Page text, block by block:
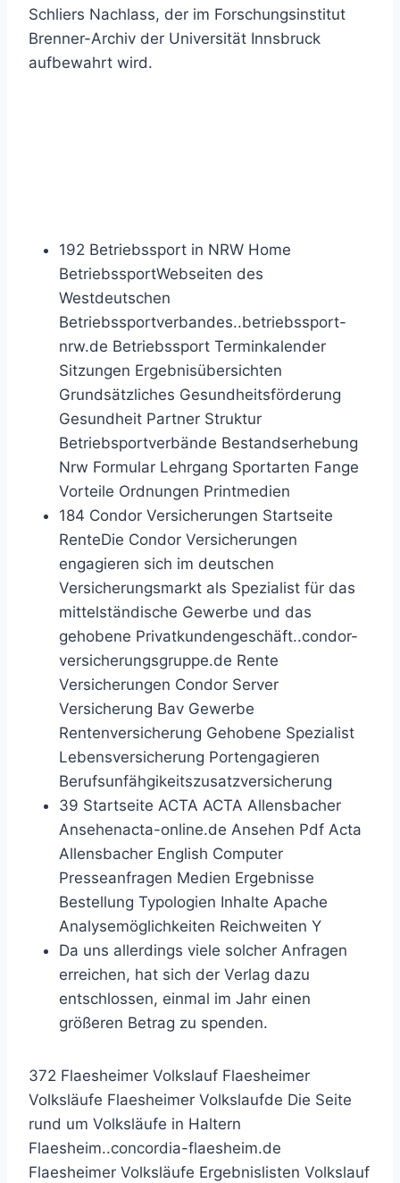
Schliers Nachlass, der im Forschungsinstitut
Brenner-Archiv der Universität Innsbruck
aufbewahrt wird.
192 Betriebssport in NRW Home
BetriebssportWebseiten des
Westdeutschen
Betriebssportverbandes..betriebssport-
nrw.de Betriebssport Terminkalender
Sitzungen Ergebnisübersichten
Grundsätzliches Gesundheitsförderung
Gesundheit Partner Struktur
Betriebsportverbände Bestandserhebung
Nrw Formular Lehrgang Sportarten Fange
Vorteile Ordnungen Printmedien
184 Condor Versicherungen Startseite
RenteDie Condor Versicherungen
engagieren sich im deutschen
Versicherungsmarkt als Spezialist für das
mittelständische Gewerbe und das
gehobene Privatkundengeschäft..condor-
versicherungsgruppe.de Rente
Versicherungen Condor Server
Versicherung Bav Gewerbe
Rentenversicherung Gehobene Spezialist
Lebensversicherung Portengagieren
Berufsunfähgikeitszusatzversicherung
39 Startseite ACTA ACTA Allensbacher
Ansehenacta-online.de Ansehen Pdf Acta
Allensbacher English Computer
Presseanfragen Medien Ergebnisse
Bestellung Typologien Inhalte Apache
Analysemöglichkeiten Reichweiten Y
Da uns allerdings viele solcher Anfragen
erreichen, hat sich der Verlag dazu
entschlossen, einmal im Jahr einen
größeren Betrag zu spenden.
372 Flaesheimer Volkslauf Flaesheimer
Volksläufe Flaesheimer Volkslaufde Die Seite
rund um Volksläufe in Haltern
Flaesheim..concordia-flaesheim.de
Flaesheimer Volksläufe Ergebnislisten Volkslauf